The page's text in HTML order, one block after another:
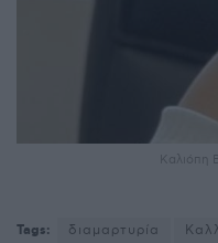
Καλιόπη
Tags: διαμαρτυρία